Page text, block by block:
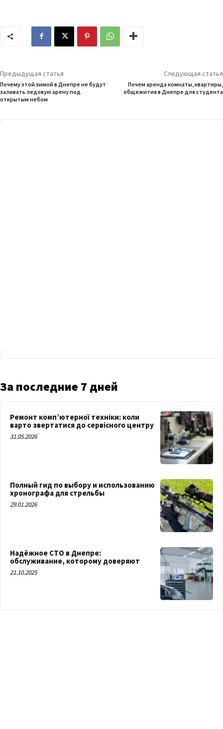
Предыдущая статья
Почему этой зимой в Днепре не будут
заливать ледовую арену под
открытым небом
Следующая статья
Почем аренда комнаты, квартиры,
общежития в Днепре для студента
За последние 7 дней
Ремонт комп’ютерної техніки: коли
варто звертатися до сервісного центру
31.05.2026
Полный гид по выбору и использованию
хронографа для стрельбы
29.01.2026
Надёжное СТО в Днепре:
обслуживание, которому доверяют
21.10.2025